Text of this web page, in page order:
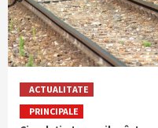
ACTUALITATE
PRINCIPALE